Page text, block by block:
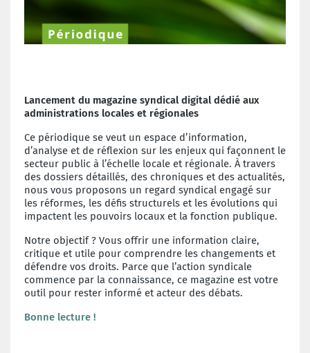
Lancement du magazine syndical digital dédié aux
administrations locales et régionales
Ce périodique se veut un espace d’information,
d’analyse et de réflexion sur les enjeux qui façonnent le
secteur public à l’échelle locale et régionale. À travers
des dossiers détaillés, des chroniques et des actualités,
nous vous proposons un regard syndical engagé sur
les réformes, les défis structurels et les évolutions qui
impactent les pouvoirs locaux et la fonction publique.
Notre objectif ? Vous offrir une information claire,
critique et utile pour comprendre les changements et
défendre vos droits. Parce que l’action syndicale
commence par la connaissance, ce magazine est votre
outil pour rester informé et acteur des débats.
Bonne lecture !